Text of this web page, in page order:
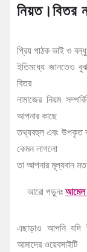
নিয়ত।বিতর
প্রিয় পাঠক ভাই ও
ইতিমধ্যে জানতেও
বিতর
নামাজের নিয়ম
আপনার কাছে
তথ্যবহুল এবং উপকৃত
কেমন লাগলো
তা আপনার মূল্যবান
আরো পড়ুনঃআমেল
এছাড়াও আপনি যদি
আমাদের ওয়েবসাইটি